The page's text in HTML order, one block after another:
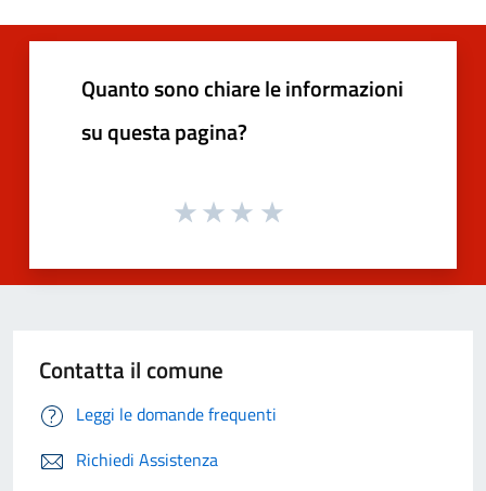
Quanto sono chiare le informazioni
su questa pagina?
Contatta il comune
Leggi le domande frequenti
Richiedi Assistenza